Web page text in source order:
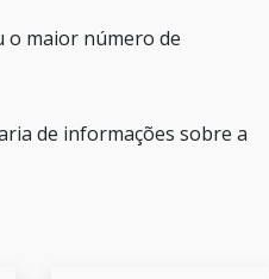
o maior número de
de informações sobre a